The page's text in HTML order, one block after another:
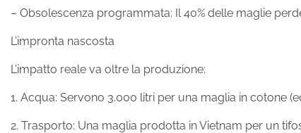
– Obsolescenza programmata: Il 40% delle maglie
L’impronta nascosta
L’impatto reale va oltre la produzione:
1. Acqua: Servono 3.000 litri per una maglia in cotone
2. Trasporto: Una maglia prodotta in Vietnam per un